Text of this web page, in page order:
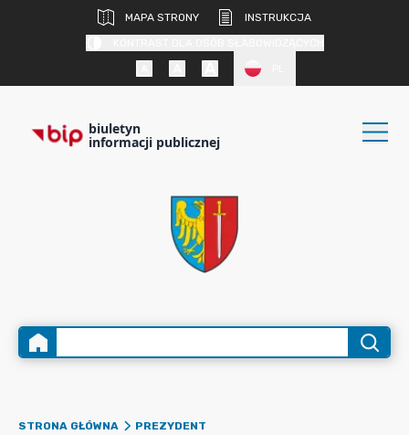
MAPA STRONY
INSTRUKCJA
biuletyn
informacji publicznej
STRONA GŁÓWNA
PREZYDENT